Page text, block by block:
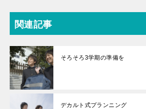
関連記事
そろそろ3学期の準備を
デカルト式プランニング